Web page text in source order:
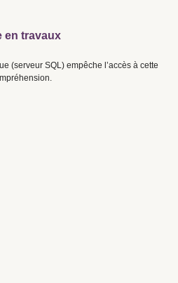
en travaux
(serveur SQL) empêche l’accès à cette